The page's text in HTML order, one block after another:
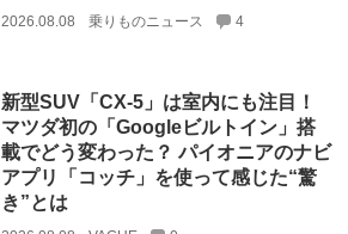
2026.08.08 乗りものニュース 4
新型SUV「CX-5」は室内にも注目！
マツダ初の「Googleビルトイン」搭
載でどう変わった？ パイオニアのナビ
アプリ「コッチ」を使って感じた“驚
き”とは